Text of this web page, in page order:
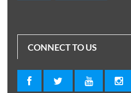
CONNECT TO US